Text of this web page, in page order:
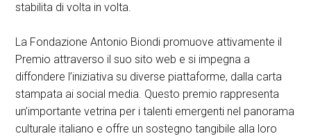
stabilita di volta in volta.
La Fondazione Antonio Biondi promuove attivamente il
Premio attraverso il suo sito web e si impegna a
diffondere l’iniziativa su diverse piattaforme, dalla carta
stampata ai social media. Questo premio rappresenta
un’importante vetrina per i talenti emergenti nel panorama
culturale italiano e offre un sostegno tangibile alla loro